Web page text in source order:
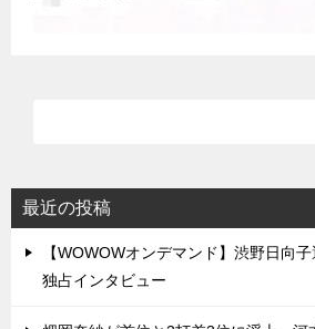
最近の投稿
【WOWOWオンデマンド】渋野日向
独占インタビュー